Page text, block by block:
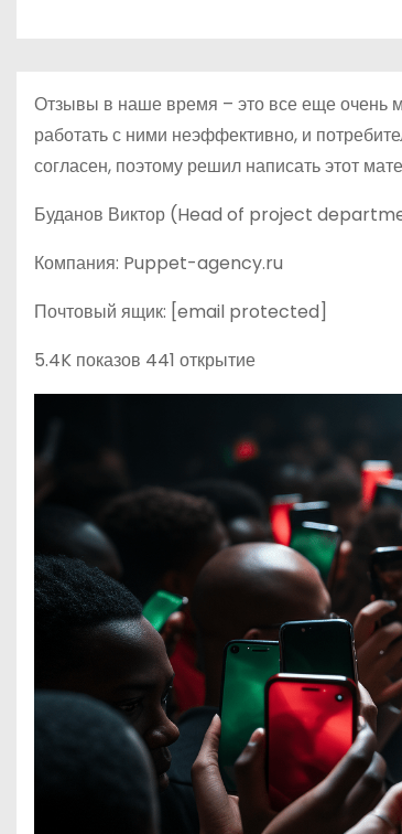
Отзывы в наше время – это все еще очень
работать с ними неэффективно, и
согласен, поэтому решил написать этот
Буданов Виктор (Head of project
Компания: Puppet-agency.ru
Почтовый ящик: [email protected]
5.4K показов 441 открытие